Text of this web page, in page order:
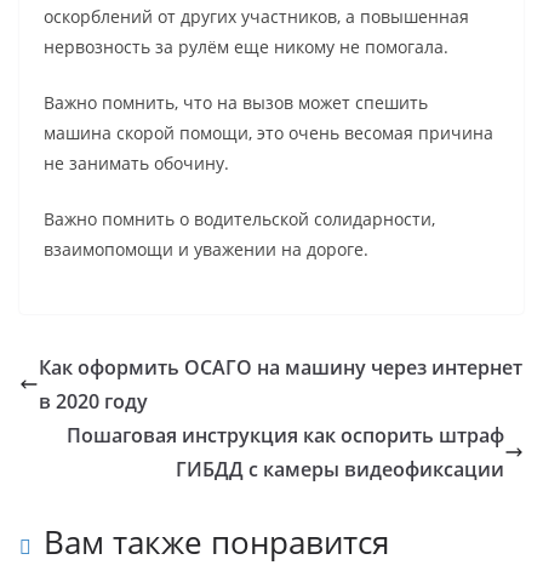
оскорблений от других участников, а повышенная
нервозность за рулём еще никому не помогала.
Важно помнить, что на вызов может спешить
машина скорой помощи, это очень весомая причина
не занимать обочину.
Важно помнить о водительской солидарности,
взаимопомощи и уважении на дороге.
Как оформить ОСАГО на машину через интернет
в 2020 году
Пошаговая инструкция как оспорить штраф
ГИБДД с камеры видеофиксации
Вам также понравится